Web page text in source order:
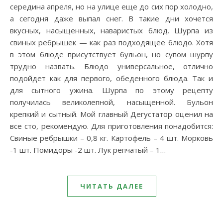
середина апреля, но на улице еще до сих пор холодно,
а сегодня даже выпал снег. В такие дни хочется
вкусных, насыщенных, наваристых блюд. Шурпа из
свиных ребрышек — как раз подходящее блюдо. Хотя
в этом блюде присутствует бульон, но супом шурпу
трудно назвать. Блюдо универсальное, отлично
подойдет как для первого, обеденного блюда. Так и
для сытного ужина. Шурпа по этому рецепту
получилась великолепной, насыщенной. Бульон
крепкий и сытный. Мой главный Дегустатор оценил на
все сто, рекомендую. Для приготовления понадобится:
Свиные ребрышки – 0,8 кг. Картофель – 4 шт. Морковь
-1 шт. Помидоры -2 шт. Лук репчатый – 1…
ЧИТАТЬ ДАЛЕЕ